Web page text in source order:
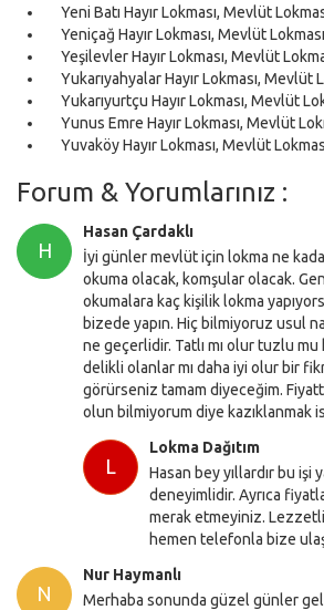
Yeni Batı Hayır Lokması, Mevlüt
Yeniçağ Hayır Lokması, Mevlüt
Yeşilevler Hayır Lokması, Mevlüt
Yukarıyahyalar Hayır Lokması, Mevlüt
Yukarıyurtçu Hayır Lokması, Mevlüt
Yunus Emre Hayır Lokması, Mevlüt
Yuvaköy Hayır Lokması, Mevlüt
Forum & Yorumlarınız :
H
Hasan Çardaklı
İyi günler mevlüt için lokma ne
okuma olacak, komşular olacak.
okumalara kaç kişilik lokma
bizede yapın. Hiç bilmiyoruz usul
ne geçerlidir. Tatlı mı olur tuzlu mu
delikli olanlar mı daha iyi olur bir
görürseniz tamam diyeceğim.
olun bilmiyorum diye kazıklanmak
L
Lokma Dağıtım
Hasan bey yıllardır bu işi
deneyimlidir. Ayrıca
merak etmeyiniz.
hemen telefonla bize
N
Nur Haymanlı
Merhaba sonunda güzel günler